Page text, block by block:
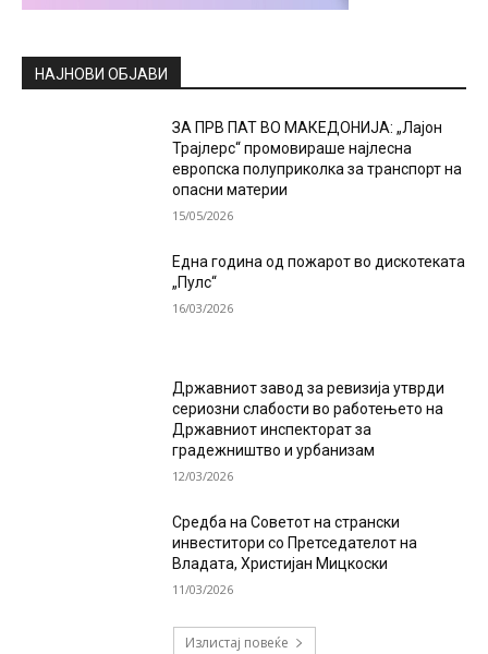
НАЈНОВИ ОБЈАВИ
ЗА ПРВ ПАТ ВО МАКЕДОНИЈА: „Лајон
Трајлерс“ промовираше најлесна
европска полуприколка за транспорт на
опасни материи
15/05/2026
Една година од пожарот во дискотеката
„Пулс“
16/03/2026
Државниот завод за ревизија утврди
сериозни слабости во работењето на
Државниот инспекторат за
градежништво и урбанизам
12/03/2026
Средба на Советот на странски
инвеститори со Претседателот на
Владата, Христијан Мицкоски
11/03/2026
Излистај повеќе